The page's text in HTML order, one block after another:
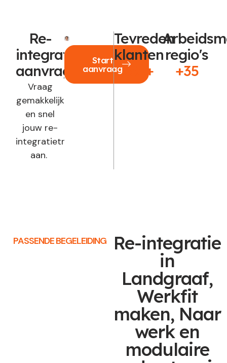
Re-
integratie
aanvragen?
Vraag
gemakkelijk
en snel
jouw re-
integratietraject
aan.
Start
aanvraag
Tevreden
klanten
250+
regio's
+35
PASSENDE BEGELEIDING Re-integratie
in
Landgraaf,
Werkfit
maken, Naar
werk en
modulaire